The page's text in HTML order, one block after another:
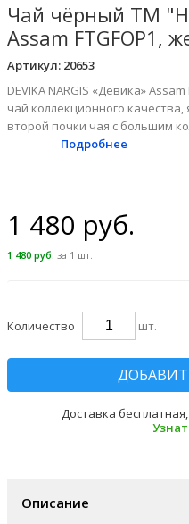
Чай чёрный ТМ
Assam FTGFOP1,
Артикул: 20653
DEVIKA NARGIS «Девика»
чай коллекционного
второй почки чая с большим
Подробнее
1 480 руб.
1 480 руб. за 1 шт.
Количество шт.
Доставка
Описание